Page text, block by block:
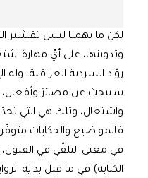
لكن ما يهمنا ليس تقشير
وتدوينها، على أيّ مهارة
روّاد السردية العراقية، وله
سيبحث عن مصائرَ وأفعال،
واشتغال، وتلك هي التي تحدّد
فالمواضيع والحكايات
في معنى التلقّي في
الكتابة) في ما قبل بداية